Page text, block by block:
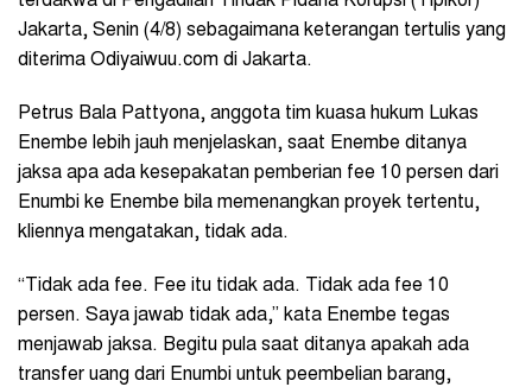
Jakarta, Senin (4/8) sebagaimana keterangan tertulis yang
diterima Odiyaiwuu.com di Jakarta.
Petrus Bala Pattyona, anggota tim kuasa hukum Lukas
Enembe lebih jauh menjelaskan, saat Enembe ditanya
jaksa apa ada kesepakatan pemberian fee 10 persen dari
Enumbi ke Enembe bila memenangkan proyek tertentu,
kliennya mengatakan, tidak ada.
“Tidak ada fee. Fee itu tidak ada. Tidak ada fee 10
persen. Saya jawab tidak ada,” kata Enembe tegas
menjawab jaksa. Begitu pula saat ditanya apakah ada
transfer uang dari Enumbi untuk peembelian barang,